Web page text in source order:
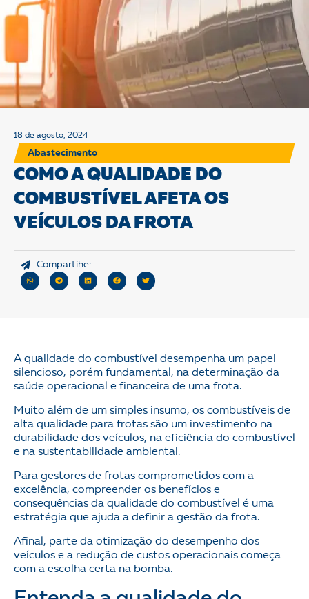
18 de agosto, 2024
Abastecimento
COMO A QUALIDADE DO
COMBUSTÍVEL AFETA OS
VEÍCULOS DA FROTA
Compartihe:
A qualidade do combustível desempenha um papel
silencioso, porém fundamental, na determinação da
saúde operacional e financeira de uma frota.
Muito além de um simples insumo, os combustíveis de
alta qualidade para frotas são um investimento na
durabilidade dos veículos, na eficiência do combustível
e na sustentabilidade ambiental.
Para gestores de frotas comprometidos com a
excelência, compreender os benefícios e
consequências da qualidade do combustível é uma
estratégia que ajuda a definir a gestão da frota.
Afinal, parte da otimização do desempenho dos
veículos e a redução de custos operacionais começa
com a escolha certa na bomba.